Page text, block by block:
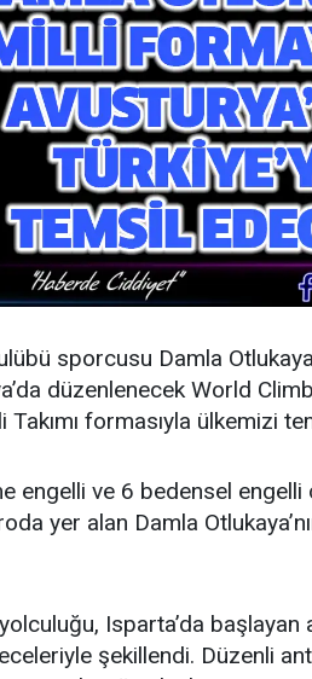
sporcusu Damla
düzenlenecek World
Takımı formasıyla ülkemizi
engelli ve 6 bedensel
yer alan Damla
Isparta’da
şekillendi. Düzenli